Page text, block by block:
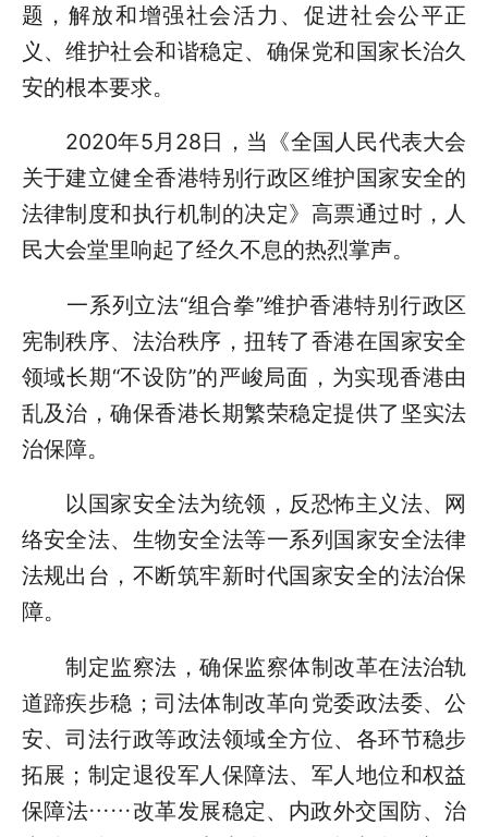
题，解放和增强社会活力、促进社会公平正
义、维护社会和谐稳定、确保党和国家长治久
安的根本要求。
2020年5月28日，当《全国人民代表大会
关于建立健全香港特别行政区维护国家安全的
法律制度和执行机制的决定》高票通过时，人
民大会堂里响起了经久不息的热烈掌声。
一系列立法“组合拳”维护香港特别行政区
宪制秩序、法治秩序，扭转了香港在国家安全
领域长期“不设防”的严峻局面，为实现香港由
乱及治，确保香港长期繁荣稳定提供了坚实法
治保障。
以国家安全法为统领，反恐怖主义法、网
络安全法、生物安全法等一系列国家安全法律
法规出台，不断筑牢新时代国家安全的法治保
障。
制定监察法，确保监察体制改革在法治轨
道蹄疾步稳；司法体制改革向党委政法委、公
安、司法行政等政法领域全方位、各环节稳步
拓展；制定退役军人保障法、军人地位和权益
保障法……改革发展稳定、内政外交国防、治